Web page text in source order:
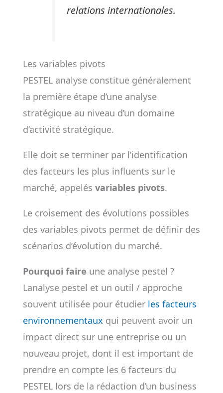
relations internationales.
Les variables pivots
PESTEL analyse constitue généralement
la première étape d’une analyse
stratégique au niveau d’un domaine
d’activité stratégique.
Elle doit se terminer par l’identification
des facteurs les plus influents sur le
marché, appelés variables pivots.
Le croisement des évolutions possibles
des variables pivots permet de définir des
scénarios d’évolution du marché.
Pourquoi faire une analyse pestel ?
Lanalyse pestel et un outil / approche
souvent utilisée pour étudier les facteurs
environnementaux qui peuvent avoir un
impact direct sur une entreprise ou un
nouveau projet, dont il est important de
prendre en compte les 6 facteurs du
PESTEL lors de la rédaction d’un business